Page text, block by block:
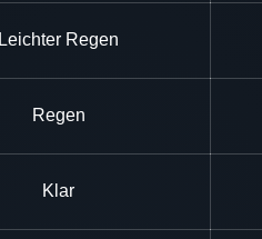
Leichter Regen
Regen
Klar